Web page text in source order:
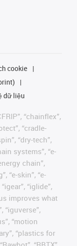
cookie
dữ liệu
“chainflex”,
“cradle-
“dry-tech”,
systems”, “e-
chain”,
“e-skin”, “e-
“iglide”,
improves what
“iguverse”,
“motion
“plastics for